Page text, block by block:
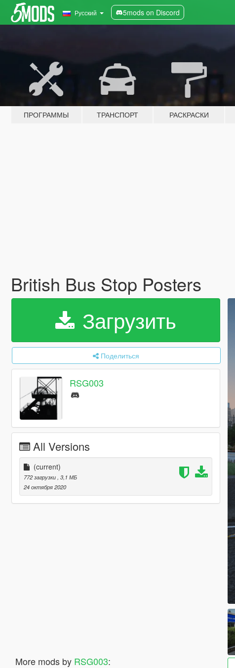
Русский 5mods on Discord
ПРОГРАММЫ ТРАНСПОРТ РАСКРАСКИ
British Bus Stop Posters
Загрузить
Поделиться
RSG003
All Versions
(current)
772 загрузки , 3,1 МБ
24 октября 2020
More mods by RSG003: